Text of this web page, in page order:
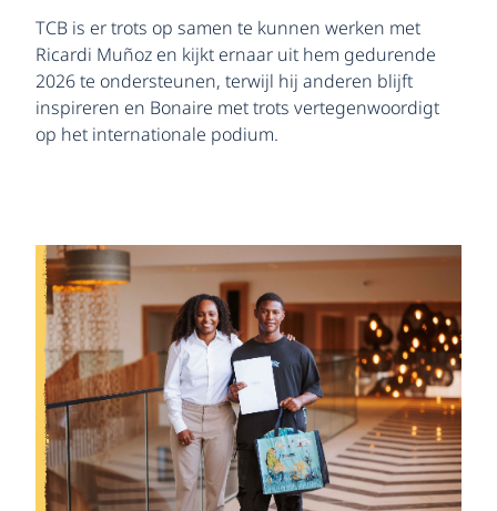
TCB is er trots op samen te kunnen werken met
Ricardi Muñoz en kijkt ernaar uit hem gedurende
2026 te ondersteunen, terwijl hij anderen blijft
inspireren en Bonaire met trots vertegenwoordigt
op het internationale podium.